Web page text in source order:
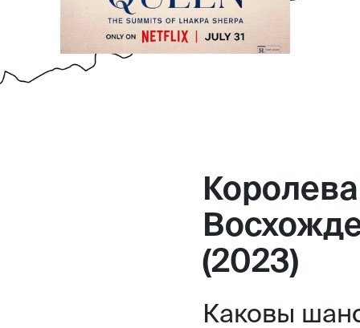
(2023)
Каковы